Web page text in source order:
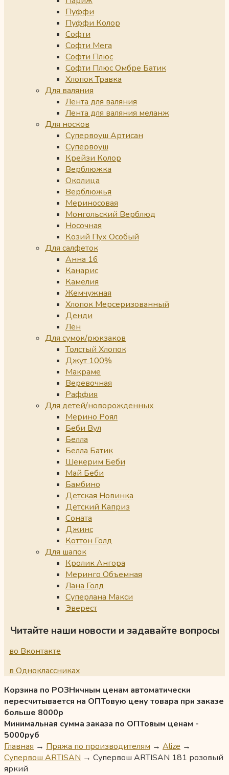
Пуффи
Пуффи Колор
Софти
Софти Мега
Софти Плюс
Софти Плюс Омбре Батик
Хлопок Травка
Для валяния
Лента для валяния
Лента для валяния меланж
Для носков
Супервоуш Артисан
Супервоуш
Крейзи Колор
Верблюжка
Околица
Верблюжья
Мериносовая
Монгольский Верблюд
Носочная
Козий Пух Особый
Для салфеток
Анна 16
Канарис
Камелия
Жемчужная
Хлопок Мерсеризованный
Денди
Лён
Для сумок/рюкзаков
Толстый Хлопок
Джут 100%
Макраме
Веревочная
Раффия
Для детей/новорожденных
Мерино Роял
Беби Вул
Белла
Белла Батик
Шекерим Беби
Май Беби
Бамбино
Детская Новинка
Детский Каприз
Соната
Джинс
Коттон Голд
Для шапок
Кролик Ангора
Меринго Объемная
Лана Голд
Суперлана Макси
Эверест
Читайте наши новости и задавайте вопросы
во Вконтакте
в Одноклассниках
Корзина по РОЗНичным ценам автоматически
пересчитывается на ОПТовую цену товара при заказе
больше 8000р
Минимальная сумма заказа по ОПТовым ценам -
5000руб
Главная → Пряжа по производителям → Alize →
Супервош ARTISAN → Супервош ARTISAN 181 розовый
яркий